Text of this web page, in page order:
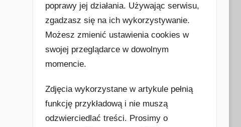
poprawy jej działania. Używając serwisu,
zgadzasz się na ich wykorzystywanie.
Możesz zmienić ustawienia cookies w
swojej przeglądarce w dowolnym
momencie.
Zdjęcia wykorzystane w artykule pełnią
funkcję przykładową i nie muszą
odzwierciedlać treści. Prosimy o